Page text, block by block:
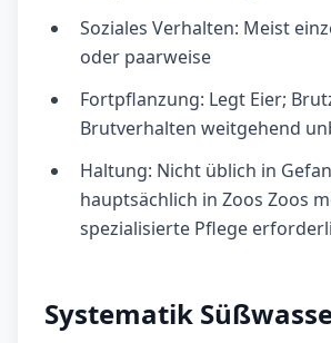
Soziales Verhalten: Meist
oder paarweise
Fortpflanzung: Legt Eier;
Brutverhalten weitgehend
Haltung: Nicht üblich in
hauptsächlich in Zoos Zoos
spezialisierte Pflege
Systematik